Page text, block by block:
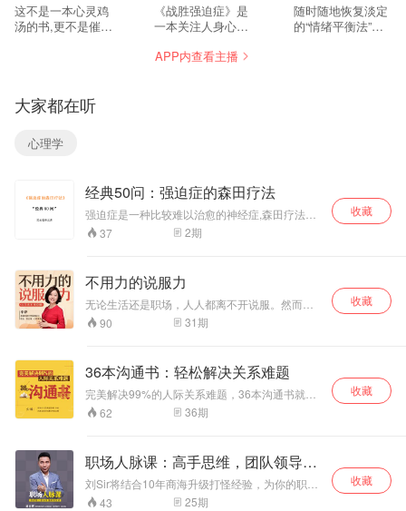
这不是一本心灵鸡
汤的书,更不是催人
鸡汤的书的心态去
看这本书,而是应仔
去看,并且照着书中
于持续不断地练
习。我希望你以坚
定?精进的心去练
习,如此我们就一定
越好。 这里没有理
论说教,因为理论说
教对你不会有太大
的帮助,也没有病理
研究和诊断,因为这
业学术的学者?对
你而言,你需要的就
是知道怎么做,照着
方法去练习,你就会
《战胜强迫症》是
一本关注人身心健
脱了一般心理学书
通过让患者持续不
断地练习，达到净
化心灵、保持平等
心的状态，进而逐
扰。可以说，这是
一本实用性非常强
的身心灵疗愈之
书，可以真正帮助
强迫症者走出强迫
美满的生活。
随时随地恢复淡定
的“情绪平衡法”；
APP内查看主播
大家都在听
心理学
经典50问：强迫症的森田疗法
强迫症是一种比较难以治愈的神经症,森田疗法是
其特效疗法之一,以前我创建过两个专栏,分别
为:"森田疗法实践“和”强迫症和森田疗法知识一本
术的角度普及森田疗法和强迫症的有关知识，
而”经典50问“全部来源于临床咨询实践，通过真
实呈现来访者的困惑，帮助解决具体问题，来帮
助大家澄清森田疗法的精义。 该专栏每周更新一
期，希望可以带来您走向痊愈。
37 2期
收藏
不用力的说服力
无论生活还是职场，人人都离不开说服。然而很
多人想拥有说服力，却搞错了说服的本质。说服
不是改变和控制，而是对方自己的选择，有效说
课程给大家的，不是搞定外在的口才技法，而是
从自身开始的认知心法，不是教你通过说服改变
他人，而是掌握人观点改变的规律，是对方心悦
诚服的自发改变。不用力的说服力，是你对世界
的影响力。本课程是一条让你登顶世界高手的自
90 31期
收藏
36本沟通书：轻松解决关系难题
完美解决99%的人际关系难题，36本沟通书就够
啦！轻松拥有高情商，走到哪都吃得开！
62 36期
收藏
职场人脉课：高手思维，团队领导力
24讲
刘Sir将结合10年商海升级打怪经验，为你的职业
生涯提供心法+办法，助你走好职场每一步
43 25期
收藏